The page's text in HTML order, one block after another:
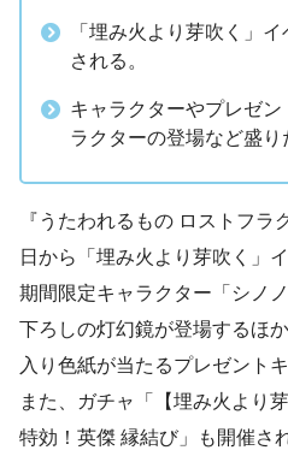
「埋み火より芽吹く」
される。
キャラクターやプレゼ
ラクターの登場など盛り
『うたわれるもの ロストフ
日から「埋み火より芽吹く」
期間限定キャラクター「シノ
下ろしの灯幻鏡が登場するほ
入り色紙が当たるプレゼント
また、ガチャ「【埋み火より
特効！英傑 縁結び」も開催さ